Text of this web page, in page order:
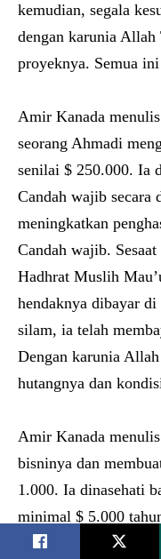
kemudian, segala
dengan karunia Allah
proyeknya. Semua
Amir Kanada
seorang Ahmadi
senilai $ 250.000. Ia
Candah wajib secara
meningkatkan
Candah wajib.
Hadhrat Muslih
hendaknya dibayar
silam, ia telah
Dengan karunia
hutangnya dan
Amir Kanada
bisninya dan
1.000. Ia dinasehati
minimal $ 5.000
menulis surat ke